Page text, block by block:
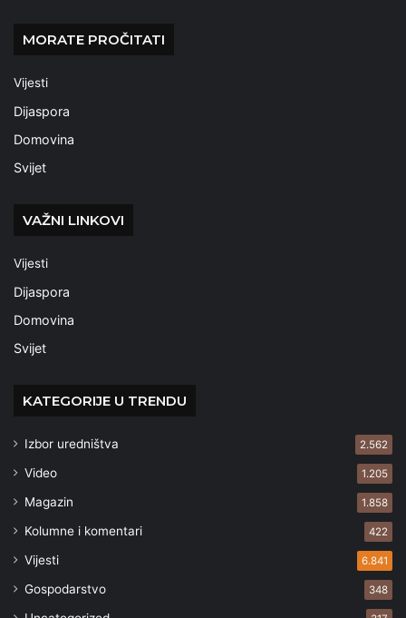
MORATE PROČITATI
Vijesti
Dijaspora
Domovina
Svijet
VAŽNI LINKOVI
Vijesti
Dijaspora
Domovina
Svijet
KATEGORIJE U TRENDU
Izbor uredništva 2.562
Video 1.205
Magazin 1.858
Kolumne i komentari 422
Vijesti 6.841
Gospodarstvo 348